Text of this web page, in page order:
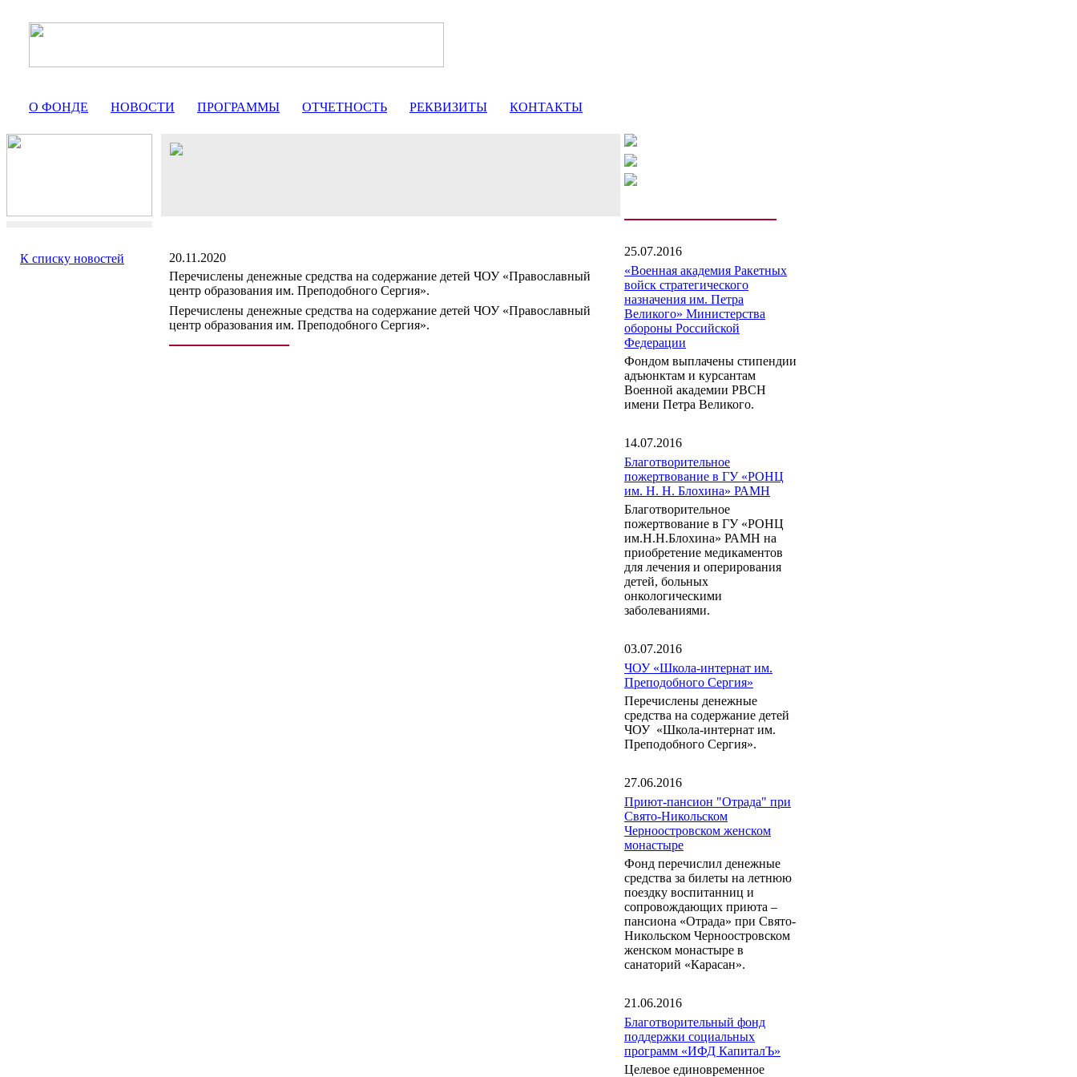
О ФОНДЕ НОВОСТИ ПРОГРАММЫ ОТЧЕТНОСТЬ РЕКВИЗИТЫ КОНТАКТЫ
К списку новостей
20.11.2020
Перечислены денежные средства на содержание детей ЧОУ «Православный
центр образования им. Преподобного Сергия».
Перечислены денежные средства на содержание детей ЧОУ «Православный
центр образования им. Преподобного Сергия».
25.07.2016
«Военная академия Ракетных
войск стратегического
назначения им. Петра
Великого» Министерства
обороны Российской
Федерации
Фондом выплачены стипендии
адъюнктам и курсантам
Военной академии РВСН
имени Петра Великого.
14.07.2016
Благотворительное
пожертвование в ГУ «РОНЦ
им. Н. Н. Блохина» РАМН
Благотворительное
пожертвование в ГУ «РОНЦ
им.Н.Н.Блохина» РАМН на
приобретение медикаментов
для лечения и оперирования
детей, больных
онкологическими
заболеваниями.
03.07.2016
ЧОУ «Школа-интернат им.
Преподобного Сергия»
Перечислены денежные
средства на содержание детей
ЧОУ «Школа-интернат им.
Преподобного Сергия».
27.06.2016
Приют-пансион "Отрада" при
Свято-Никольском
Черноостровском женском
монастыре
Фонд перечислил денежные
средства за билеты на летнюю
поездку воспитанниц и
сопровождающих приюта –
пансиона «Отрада» при Свято-
Никольском Черноостровском
женском монастыре в
санаторий «Карасан».
21.06.2016
Благотворительный фонд
поддержки социальных
программ «ИФД КапиталЪ»
Целевое единовременное